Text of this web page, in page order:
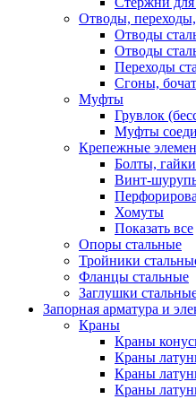
Отводы,
Отводы
Отводы
Переходы
Сгоны,
Муфты
Грувлок
Муфты
Крепежные
Болты,
Винт-
Хомуты
Показать все
Опоры стальные
Тройники
Фланцы стальные
Заглушки
Запорная арматура и
Краны
Краны
Краны
Краны
Краны